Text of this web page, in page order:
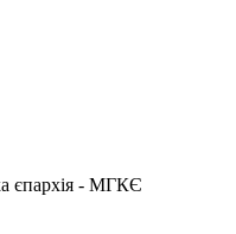
єпархія - МГКЄ